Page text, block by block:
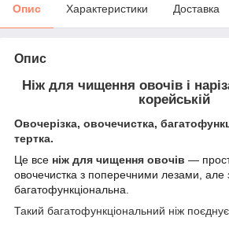
Опис Характеристики Доставка
Опис
Ніж для чищення овочів і
корейській
Овочерізка, овочечистка,
тертка.
Це все ніж для чищення овочів —
овочечистка з поперечними лезами, але
багатофункціональна.
Такий багатофункціональний ніж поєднує